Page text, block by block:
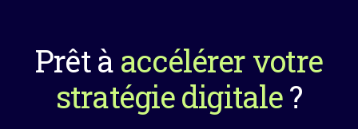
Prêt à accélérer votre
stratégie digitale?